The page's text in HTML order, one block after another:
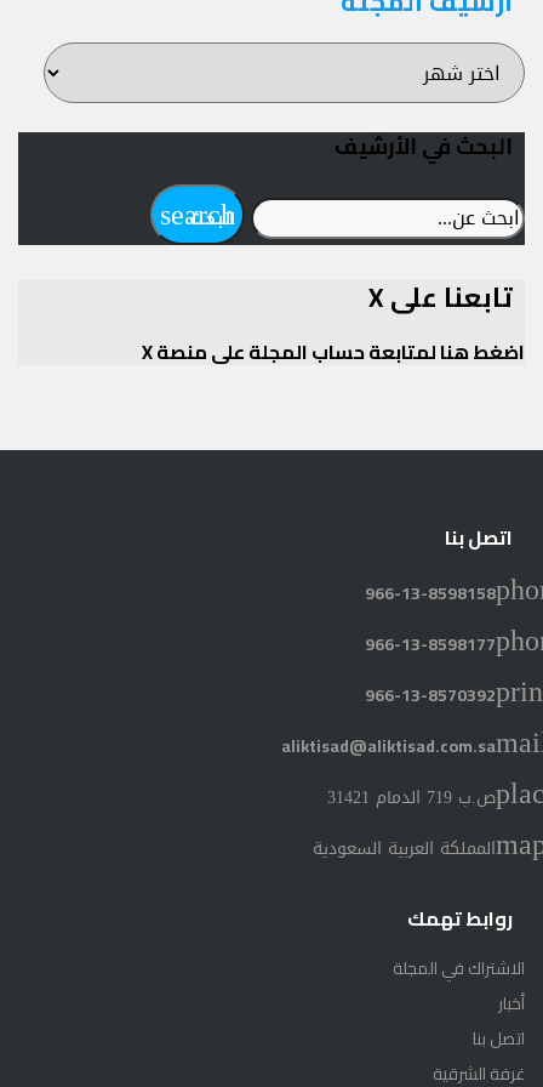
أرشيف
المجلة
البحث في الأرشيف
ابحث
عن:
البحث
search
تابعنا على X
اضغط هنا لمتابعة حساب المجلة على منصة X
اتصل بنا
966-13-8598158
966-13-8598177
966-13-8570392
aliktisad@aliktisad.com.sa
ص.ب 719 الدمام 31421
المملكة العربية السعودية
روابط تهمك
الاشتراك في المجلة
أخبار
اتصل بنا
غرفة الشرقية